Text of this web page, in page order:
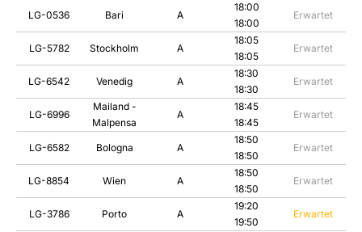
LG-0536 Bari A
18:00
18:00
Erwartet
LG-5782 Stockholm A
18:05
18:05
Erwartet
LG-6542 Venedig A
18:30
18:30
Erwartet
LG-6996
Mailand -
Malpensa
A
18:45
18:45
Erwartet
LG-6582 Bologna A
18:50
18:50
Erwartet
LG-8854 Wien A
18:50
18:50
Erwartet
LG-3786 Porto A
19:20
19:50
Erwartet